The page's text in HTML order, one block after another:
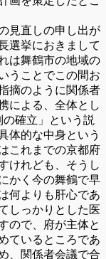
見直しの申し出が
選挙におきまして
は舞鶴市の地域の
うことでこの間お
摘のように関係者
による、全体とし
確立」という説
体的な中身という
これまでの京都府
けれども、そうし
かく今の舞鶴で早
何よりも肝心であ
しっかりとした医
ので、府が主体と
ているところであ
、関係者会議で合